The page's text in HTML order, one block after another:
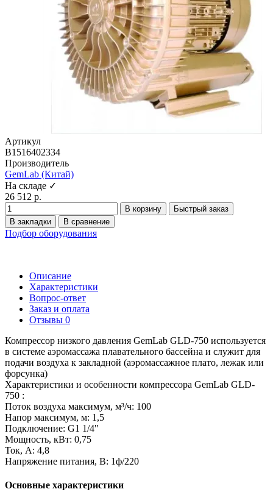
Артикул
B1516402334
Производитель
GemLab (Китай)
На складе ✓
26 512 р.
В корзину
Быстрый заказ
В закладки
В сравнение
Подбор оборудования
Описание
Характеристики
Вопрос-ответ
Заказ и оплата
Отзывы 0
Компрессор низкого давления GemLab GLD-750 используется
в системе аэромассажа плавательного бассейна и служит для
подачи воздуха к закладной (аэромассажное плато, лежак или
форсунка)
Характеристики и особенности компрессора GemLab GLD-
750 :
Поток воздуха максимум, м³/ч: 100
Напор максимум, м: 1,5
Подключение: G1 1/4"
Мощность, кВт: 0,75
Ток, А: 4,8
Напряжение питания, В: 1ф/220
Основные характеристики